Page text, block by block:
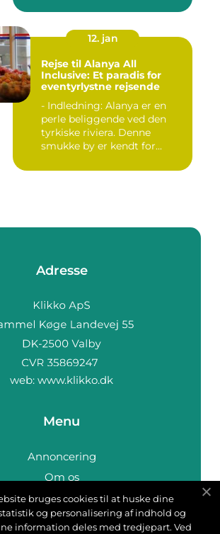
12. jan
Rejse til Alanya All
Inclusive: Et paradis for
eventyrlystne rejsende
- Indledning: Alanya er en
perle beliggende ved den
tyrkiske riviera. Denne
smukke by er kendt for...
Adresse
web: www.klikko.dk
Menu
Annoncering
Om os
Cookies
Kontakt os
bruges cookies til at huske dine
og personalisering af indhold og
information deles med tredjepart. Ved